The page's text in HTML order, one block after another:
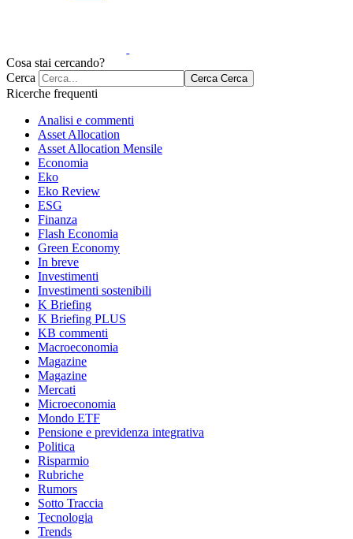
Cosa stai cercando?
Cerca
Cerca Cerca
Ricerche frequenti
Analisi e commenti
Asset Allocation
Asset Allocation Mensile
Economia
Eko
Eko Review
ESG
Finanza
Flash Economia
Green Economy
In breve
Investimenti
Investimenti sostenibili
K Briefing
K Briefing PLUS
KB commenti
Macroeconomia
Magazine
Magazine
Mercati
Microeconomia
Mondo ETF
Pensione e previdenza integrativa
Politica
Risparmio
Rubriche
Rumors
Sotto Traccia
Tecnologia
Trends